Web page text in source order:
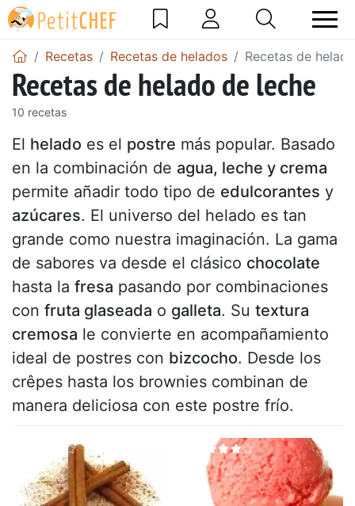
Recetas Recetas de helados Recetas de
Recetas de helado de leche
10 recetas
El helado es el postre más popular. Basado
en la combinación de agua, leche y crema
permite añadir todo tipo de edulcorantes y
azúcares. El universo del helado es tan
grande como nuestra imaginación. La gama
de sabores va desde el clásico chocolate
hasta la fresa pasando por combinaciones
con fruta glaseada o galleta. Su textura
cremosa le convierte en acompañamiento
ideal de postres con bizcocho. Desde los
crêpes hasta los brownies combinan de
manera deliciosa con este postre frío.